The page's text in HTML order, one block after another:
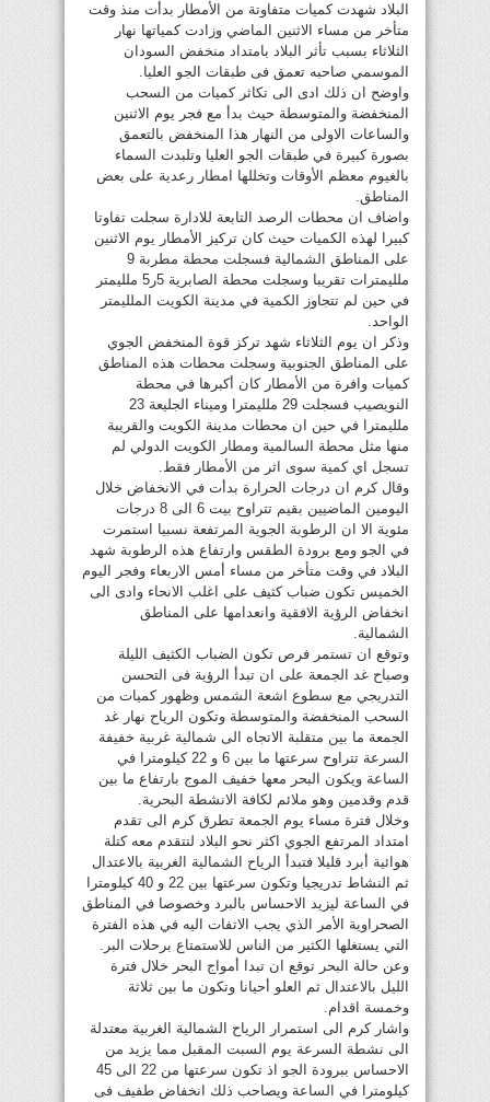
البلاد شهدت كميات متفاوتة من الأمطار بدأت منذ وقت
متأخر من مساء الاثنين الماضي وزادت كمياتها نهار
الثلاثاء بسبب تأثر البلاد بامتداد منخفض السودان
الموسمي صاحبه تعمق فى طبقات الجو العليا.
واوضح ان ذلك ادى الى تكاثر كميات من السحب
المنخفضة والمتوسطة حيث بدأ مع فجر يوم الاثنين
والساعات الاولى من النهار هذا المنخفض بالتعمق
بصورة كبيرة في طبقات الجو العليا وتلبدت السماء
بالغيوم معظم الأوقات وتخللها امطار رعدية على بعض
المناطق.
واضاف ان محطات الرصد التابعة للادارة سجلت تفاوتا
كبيرا لهذه الكميات حيث كان تركيز الأمطار يوم الاثنين
على المناطق الشمالية فسجلت محطة مطربة 9
ملليمترات تقريبا وسجلت محطة الصابرية 5ر5 ملليمتر
في حين لم تتجاوز الكمية في مدينة الكويت الملليمتر
الواحد.
وذكر ان يوم الثلاثاء شهد تركز قوة المنخفض الجوي
على المناطق الجنوبية وسجلت محطات هذه المناطق
كميات وافرة من الأمطار كان أكبرها في محطة
النويصيب فسجلت 29 ملليمترا وميناء الجليعة 23
ملليمترا في حين ان محطات مدينة الكويت والقريبة
منها مثل محطة السالمية ومطار الكويت الدولي لم
تسجل اي كمية سوى اثر من الأمطار فقط.
وقال كرم ان درجات الحرارة بدأت في الانخفاض خلال
اليومين الماضيين بقيم تتراوح بيت 6 الى 8 درجات
مئوية الا ان الرطوبة الجوية المرتفعة نسبيا استمرت
في الجو ومع برودة الطقس وارتفاع هذه الرطوبة شهد
البلاد في وقت متأخر من مساء أمس الاربعاء وفجر اليوم
الخميس تكون ضباب كثيف على اغلب الانحاء وادى الى
انخفاض الرؤية الافقية وانعدامها على المناطق
الشمالية.
وتوقع ان تستمر فرص تكون الضباب الكثيف الليلة
وصباح غد الجمعة على ان تبدأ الرؤية فى التحسن
التدريجي مع سطوع اشعة الشمس وظهور كميات من
السحب المنخفضة والمتوسطة وتكون الرياح نهار غد
الجمعة ما بين متقلبة الاتجاه الى شمالية غربية خفيفة
السرعة تتراوح سرعتها ما بين 6 و 22 كيلومترا في
الساعة ويكون البحر معها خفيف الموج بارتفاع ما بين
قدم وقدمين وهو ملائم لكافة الانشطة البحرية.
وخلال فترة مساء يوم الجمعة تطرق كرم الى تقدم
امتداد المرتفع الجوي اكثر نحو البلاد لتتقدم معه كتلة
هوائية أبرد قليلا فتبدأ الرياح الشمالية الغربية بالاعتدال
ثم النشاط تدريجيا وتكون سرعتها بين 22 و 40 كيلومترا
في الساعة ليزيد الاحساس بالبرد وخصوصا في المناطق
الصحراوية الأمر الذي يجب الاتفات اليه في هذه الفترة
التي يستغلها الكثير من الناس للاستمتاع برحلات البر.
وعن حالة البحر توقع ان تبدا أمواج البحر خلال فترة
الليل بالاعتدال ثم العلو أحيانا وتكون ما بين ثلاثة
وخمسة اقدام.
واشار كرم الى استمرار الرياح الشمالية الغربية معتدلة
الى نشطة السرعة يوم السبت المقبل مما يزيد من
الاحساس ببرودة الجو اذ تكون سرعتها من 22 الى 45
كيلومترا في الساعة ويصاحب ذلك انخفاض طفيف فى